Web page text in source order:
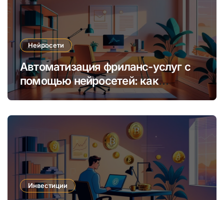
Нейросети
Автоматизация фриланс-услуг с
помощью нейросетей: как
увеличить доход и сократить
Инвестиции